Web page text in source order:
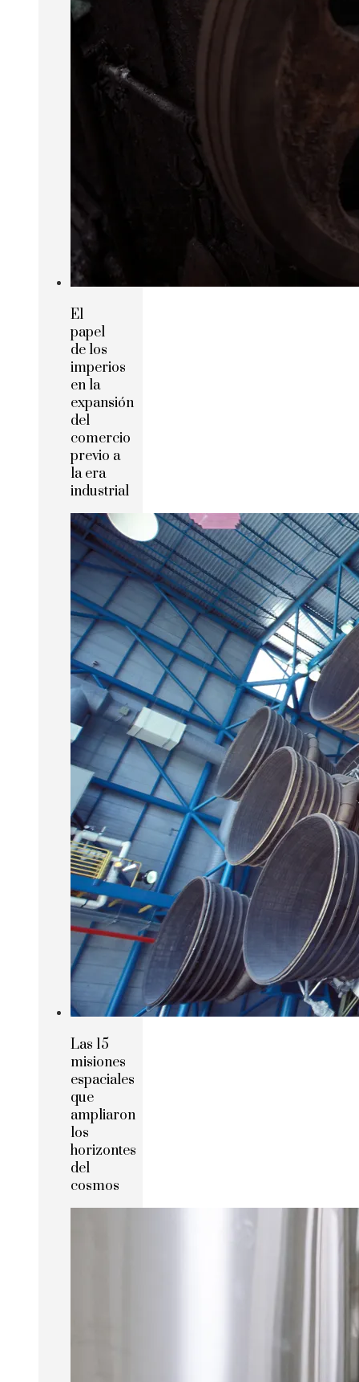
El
papel
de los
imperios
en la
expansión
del
comercio
previo a
la era
industrial
Las 15
misiones
espaciales
que
ampliaron
los
horizontes
del
cosmos